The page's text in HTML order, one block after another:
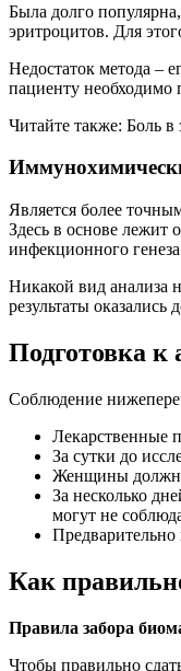
Была долго
эритроцитов. Для
Недостаток метода –
пациенту необходимо
Читайте также: Боль
Является более
Здесь в основе лежит
инфекционного
Никакой вид анализа
результаты оказались
Подготовка к
Соблюдение
Лекарственные
За сутки до
Женщины должны
За несколько
могут не
Предварительно
Как
Правила забора
Чтобы правильно